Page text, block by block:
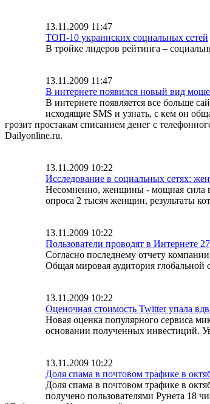
13.11.2009 11:47
ТОП-10 украинских социальных сетей
В тройке лидеров рейтинга –
13.11.2009 11:47
В интернете появился новый вид
В интернете появляется все больше
исходящие SMS и узнать, с кем он
грозит простакам списанием денег с
Dailyonline.ru.
13.11.2009 10:22
Исследование в социальных сетях:
Несомненно, женщины - мощная сила в
опроса 2 тысяч женщин, результаты
13.11.2009 10:22
Пользователи проводят в Интернете
Согласно последнему отчету
Общая мировая аудитория глобальной
13.11.2009 10:22
Оценочная стоимость Twitter упала
Новая оценка популярного сервиса
основании полученных инвестиций.
13.11.2009 10:22
Доля спама в почтовом трафике в
Доля спама в почтовом трафике в
получено пользователями Рунета 18